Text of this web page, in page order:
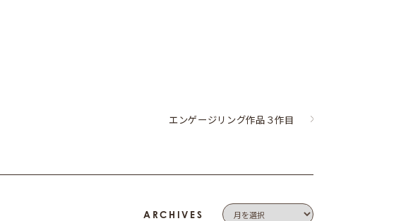
エンゲージリング作品３作目
ARCHIVES